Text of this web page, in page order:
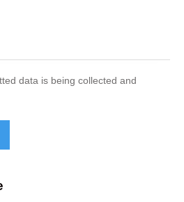
data is being collected and